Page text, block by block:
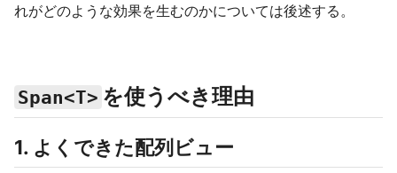
れがどのような効果を生むのかについては後述する。
Span<T> を使うべき理由
1. よくできた配列ビュー